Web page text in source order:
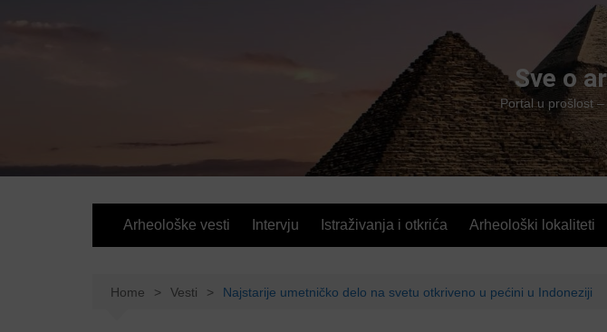
Sve o
Portal u prošlost
Arheološke vesti Intervju Istraživanja i otkrića Arheološki lokaliteti
Home Vesti Najstarije umetničko delo na svetu otkriveno u pećini u Indoneziji